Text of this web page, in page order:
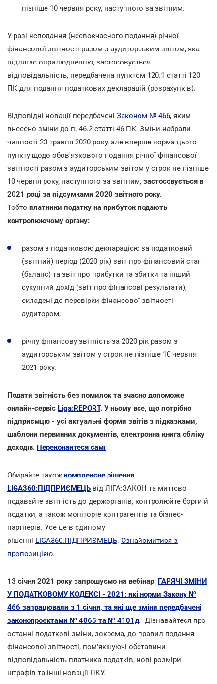
пізніше 10 червня року, наступного за звітним.
У разі неподання (несвоєчасного подання) річної
фінансової звітності разом з аудиторським звітом, яка
підлягає оприлюдненню, застосовується
відповідальність, передбачена пунктом 120.1 статті 120
ПК для подання податкових декларацій (розрахунків).
Відповідні новації передбачені Законом № 466, яким
внесено зміни до п. 46.2 статті 46 ПК. Зміни набрали
чинності 23 травня 2020 року, але вперше норма цього
пункту щодо обов'язкового подання річної фінансової
звітності разом з аудиторським звітом у строк не пізніше
10 червня року, наступного за звітним, застосовується в
2021 році за підсумками 2020 звітного року.
Тобто платники податку на прибуток подають
контролюючому органу:
разом з податковою декларацією за податковий
(звітний) період (2020 рік) звіт про фінансовий стан
(баланс) та звіт про прибутки та збитки та інший
сукупний дохід (звіт про фінансові результати),
складені до перевірки фінансової звітності
аудитором;
річну фінансову звітність за 2020 рік разом з
аудиторським звітом у строк не пізніше 10 червня
2021 року.
Подати звітність без помилок та вчасно допоможе
онлайн-сервіс Liga:REPORT. У ньому все, що потрібно
підприємцю - усі актуальні форми звітів з підказками,
шаблони первинних документів, електронна книга обліку
доходів. Переконайтеся самі
Обирайте також комплексне рішення
LIGA360:ПІДПРИЄМЕЦЬ від ЛІГА:ЗАКОН та миттєво
подавайте звітність до держорганів, контролюйте борги й
податки, а також моніторте контрагентів та бізнес-
партнерів. Усе це в єдиному
рішенні LIGA360:ПІДПРИЄМЕЦЬ. Ознайомитися з
пропозицією.
13 січня 2021 року запрошуємо на вебінар: ГАРЯЧІ ЗМІНИ
У ПОДАТКОВОМУ КОДЕКСІ - 2021: які норми Закону №
466 запрацювали з 1 січня, та які ще зміни передбачені
законопроектами № 4065 та № 4101д. Дізнавайтеся про
останні податкові зміни, зокрема, до правил подання
фінансової звітності, пом'якшуючі обставини
відповідальність платника податків, нові розміри
штрафів та інші новації ПКУ.